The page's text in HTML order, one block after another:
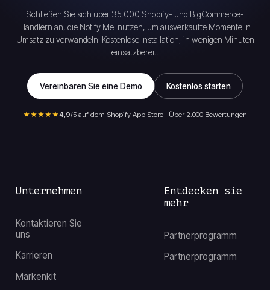
Schließen Sie sich über 35.000 Shopify- und BigCommerce-
Händlern an, die Notify Me! nutzen, um ausverkaufte Momente in
Umsatz zu verwandeln. Kostenlose Installation, in wenigen Minuten
einsatzbereit.
Vereinbaren Sie eine Demo Kostenlos starten
★★★★★4,9/5 auf dem Shopify App Store · Über 2.000 Bewertungen
Unternehmen
Kontaktieren Sie
uns
Karrieren
Markenkit
Entdecken sie
mehr
Partnerprogramm
Partnerprogramm